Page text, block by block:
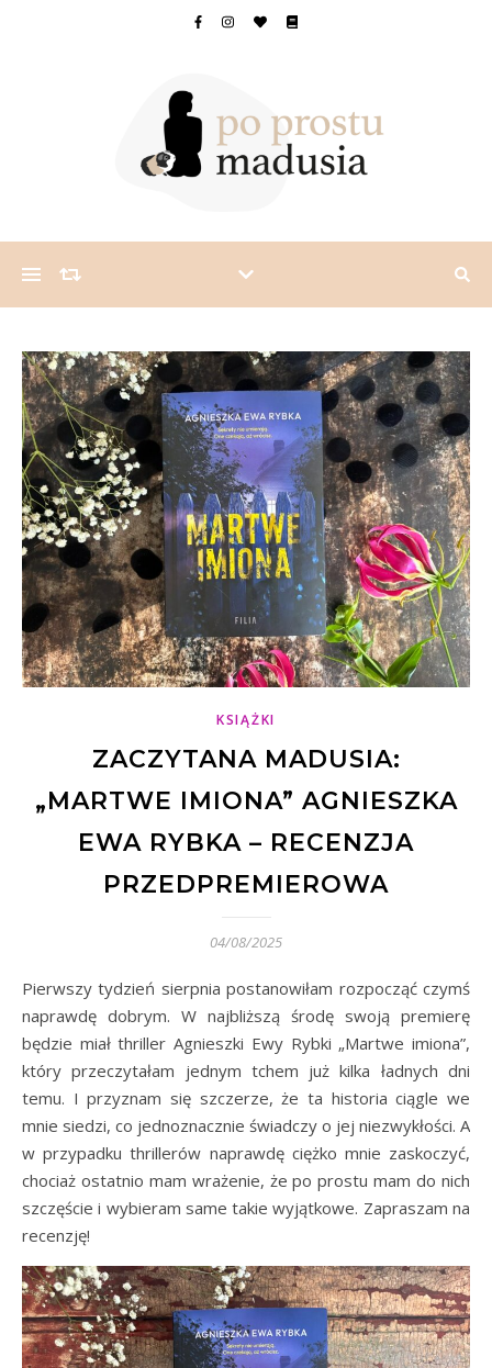
KSIĄŻKI
ZACZYTANA MADUSIA:
„MARTWE IMIONA” AGNIESZKA
EWA RYBKA – RECENZJA
PRZEDPREMIEROWA
04/08/2025
Pierwszy tydzień sierpnia postanowiłam rozpocząć czymś
naprawdę dobrym. W najbliższą środę swoją premierę
będzie miał thriller Agnieszki Ewy Rybki „Martwe imiona”,
który przeczytałam jednym tchem już kilka ładnych dni
temu. I przyznam się szczerze, że ta historia ciągle we
mnie siedzi, co jednoznacznie świadczy o jej niezwykłości. A
w przypadku thrillerów naprawdę ciężko mnie zaskoczyć,
chociaż ostatnio mam wrażenie, że po prostu mam do nich
szczęście i wybieram same takie wyjątkowe. Zapraszam na
recenzję!